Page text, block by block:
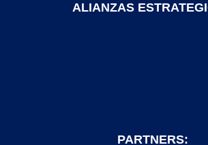
ALIANZAS
PARTNERS: